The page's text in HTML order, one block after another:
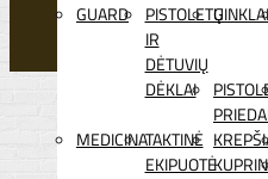
GUARD
PISTOLETŲ
IR
DĖTUVIŲ
DĖKLAI
GINKLAI
MEDICINATAKTINĖ
EKIPUOTĖ